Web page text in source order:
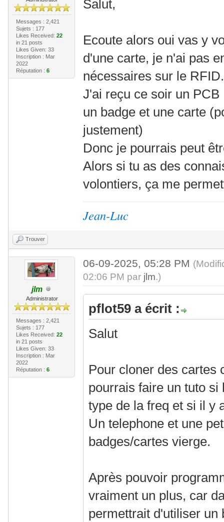
Messages : 2,421
Sujets : 177
Likes Received: 22
in 21 posts
Likes Given: 33
Inscription : Mar
2022
Réputation : 6
Salut,
Ecoute alors oui vas y
d'une carte, je n'ai pas
nécessaires sur le RFID.
J'ai reçu ce soir un
un badge et une carte
justement)
Donc je pourrais peut
Alors si tu as des
volontiers, ça me
Jean-Luc
Trouver
jlm
Administrator
Messages : 2,421
Sujets : 177
Likes Received: 22
in 21 posts
Likes Given: 33
Inscription : Mar
2022
Réputation : 6
06-09-2025, 05:28 PM
02:06 PM par jlm.)
pflot59 a écrit :
Salut
Pour cloner des cartes
pourrais faire un tuto si
type de la freq et si il y
Un telephone et une
badges/cartes vierge.
Après pouvoir
vraiment un plus, car
permettrait d'utiliser un